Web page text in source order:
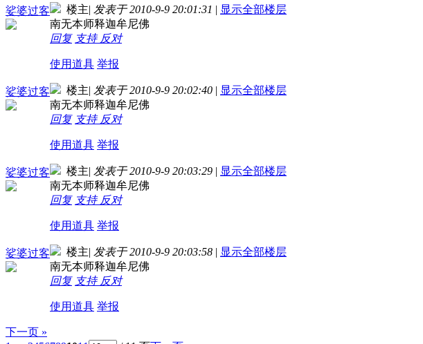
娑婆过客 楼主| 发表于 2010-9-9 20:01:31 | 显示全部楼层
南无本师释迦牟尼佛
回复 支持 反对
使用道具 举报
娑婆过客 楼主| 发表于 2010-9-9 20:02:40 | 显示全部楼层
南无本师释迦牟尼佛
回复 支持 反对
使用道具 举报
娑婆过客 楼主| 发表于 2010-9-9 20:03:29 | 显示全部楼层
南无本师释迦牟尼佛
回复 支持 反对
使用道具 举报
娑婆过客 楼主| 发表于 2010-9-9 20:03:58 | 显示全部楼层
南无本师释迦牟尼佛
回复 支持 反对
使用道具 举报
下一页 »